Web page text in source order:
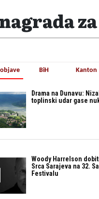
Drama na Dunavu:
toplinski udar gase
Woody Harrelson
Srca Sarajeva na 32.
Festivalu
BiH Kanton